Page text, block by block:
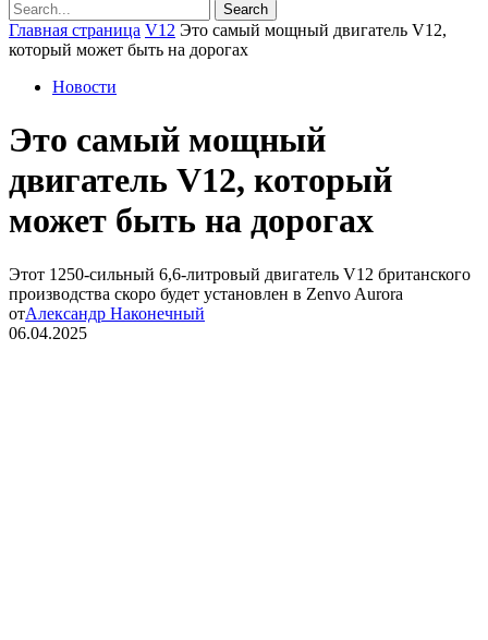
Search
Главная страница V12 Это самый мощный двигатель V12,
который может быть на дорогах
Новости
Это самый мощный
двигатель V12, который
может быть на дорогах
Этот 1250-сильный 6,6-литровый двигатель V12 британского
производства скоро будет установлен в Zenvo Aurora
отАлександр Наконечный
06.04.2025